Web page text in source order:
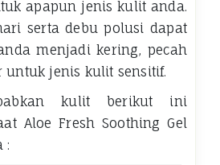
apapun jenis kulit anda.
serta debu polusi dapat
menjadi kering, pecah
untuk jenis kulit sensitif.
kulit berikut ini
Aloe Fresh Soothing Gel
: